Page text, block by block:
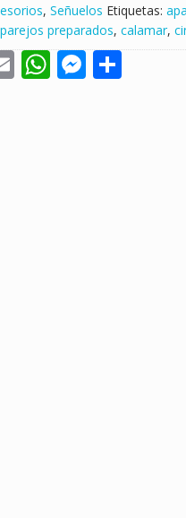
, Señuelos Etiquetas:
preparados, calamar,
E W M